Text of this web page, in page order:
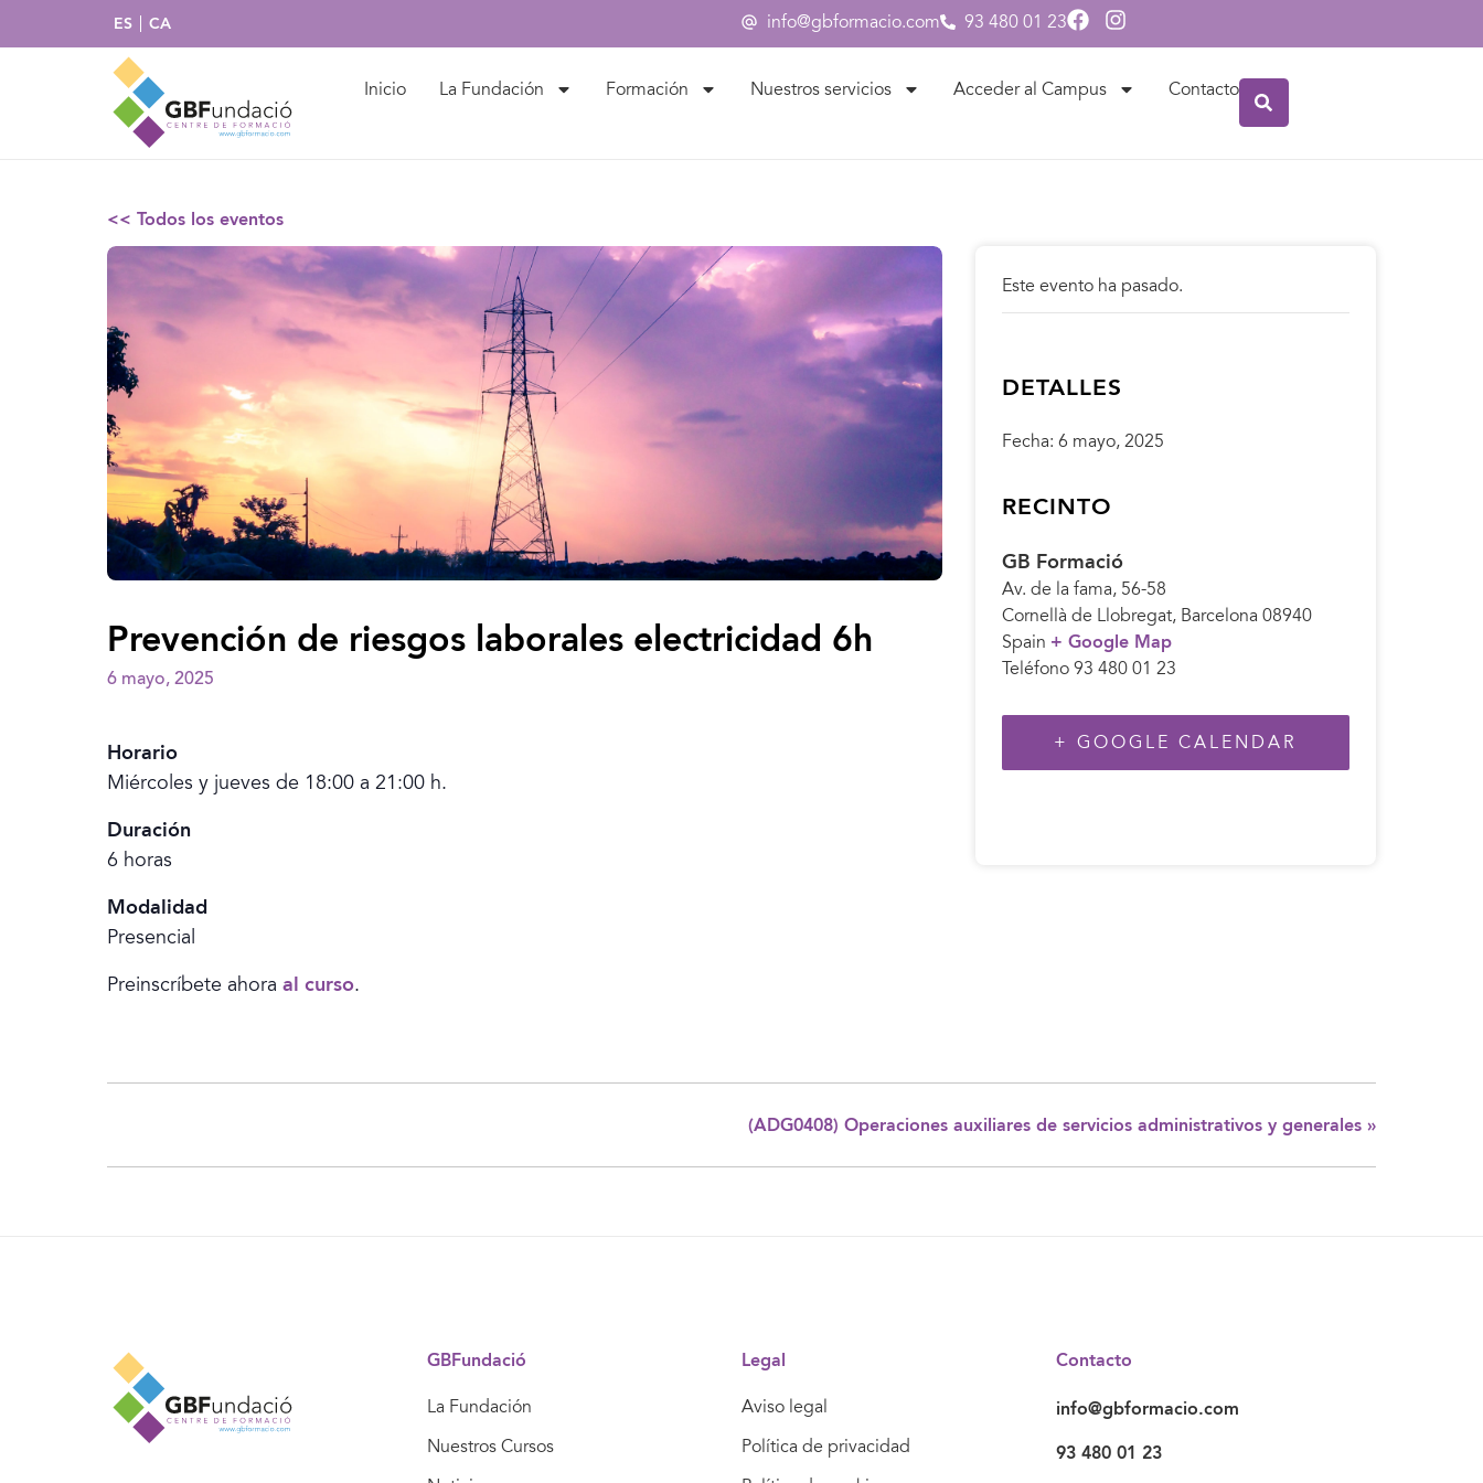
ES CA info@gbformacio.com 93 480 01 23
Inicio La Fundación Formación Nuestros servicios Acceder al Campus Contacto
<< Todos los eventos
Prevención de riesgos laborales electricidad 6h
6 mayo, 2025
Horario
Miércoles y jueves de 18:00 a 21:00 h.
Duración
6 horas
Modalidad
Presencial
Preinscríbete ahora al curso.
Este evento ha pasado.
DETALLES
Fecha: 6 mayo, 2025
RECINTO
GB Formació
Av. de la fama, 56-58
Cornellà de Llobregat, Barcelona 08940
Spain + Google Map
Teléfono 93 480 01 23
+ GOOGLE CALENDAR
(ADG0408) Operaciones auxiliares de servicios administrativos y generales »
GBFundació
La Fundación
Nuestros Cursos
Legal
Aviso legal
Política de privacidad
Contacto
info@gbformacio.com
93 480 01 23